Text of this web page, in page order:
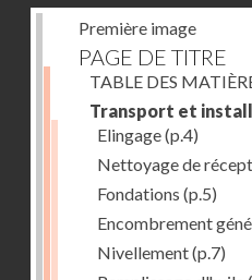
Première image
PAGE DE TITRE
TABLE DES
Transport et
Elingage(p.4)
Nettoyage de
Fondations (p.5)
Encombrement
Nivellement(p.7)